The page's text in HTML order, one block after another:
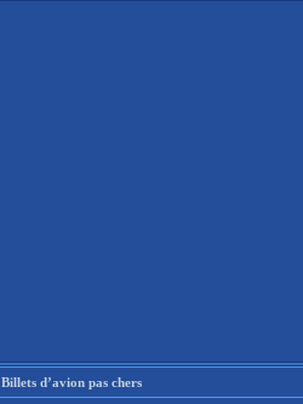
Billets d’avion pas chers